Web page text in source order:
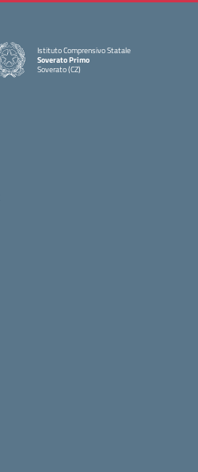
Istituto Comprensivo Statale
Soverato Primo
Soverato (CZ)